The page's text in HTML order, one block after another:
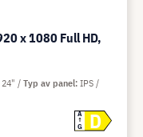
x 1080 Full HD,
A
G
D
24" Typ av panel IPS